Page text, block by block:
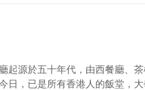
源於五十年代，由西餐廳、
，已是所有香港人的飯堂，